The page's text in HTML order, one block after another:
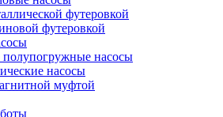
футеровкой
футеровкой
насосы
насосы
муфтой